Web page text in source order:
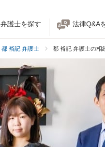
弁護士を探す 法律Q&A
都 裕記 弁護士 都 裕記 弁護士の相